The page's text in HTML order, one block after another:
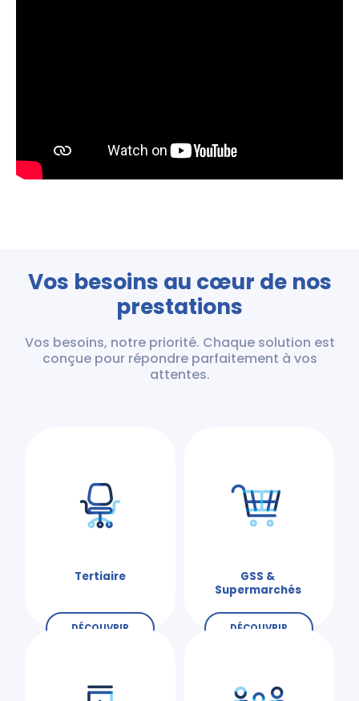
Vos besoins au cœur de nos
prestations
Vos besoins, notre priorité. Chaque solution est
conçue pour répondre parfaitement à vos
attentes.
Tertiaire
DÉCOUVRIR
GSS &
Supermarchés
DÉCOUVRIR